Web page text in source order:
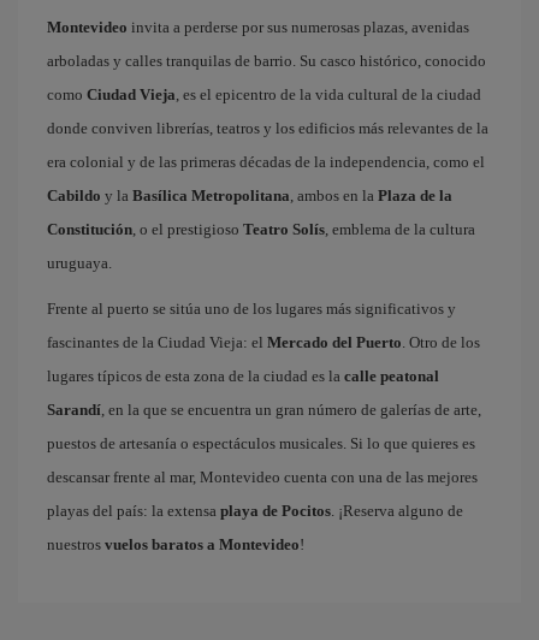
Montevideo invita a perderse por sus numerosas plazas, avenidas
arboladas y calles tranquilas de barrio. Su casco histórico, conocido
como Ciudad Vieja, es el epicentro de la vida cultural de la ciudad
donde conviven librerías, teatros y los edificios más relevantes de la
era colonial y de las primeras décadas de la independencia, como el
Cabildo y la Basílica Metropolitana, ambos en la Plaza de la
Constitución, o el prestigioso Teatro Solís, emblema de la cultura
uruguaya.
Frente al puerto se sitúa uno de los lugares más significativos y
fascinantes de la Ciudad Vieja: el Mercado del Puerto. Otro de los
lugares típicos de esta zona de la ciudad es la calle peatonal
Sarandí, en la que se encuentra un gran número de galerías de arte,
puestos de artesanía o espectáculos musicales. Si lo que quieres es
descansar frente al mar, Montevideo cuenta con una de las mejores
playas del país: la extensa playa de Pocitos. ¡Reserva alguno de
nuestros vuelos baratos a Montevideo!